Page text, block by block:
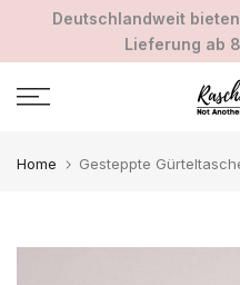
springen
Deutschlandweit
Lieferung ab
Home Gesteppte